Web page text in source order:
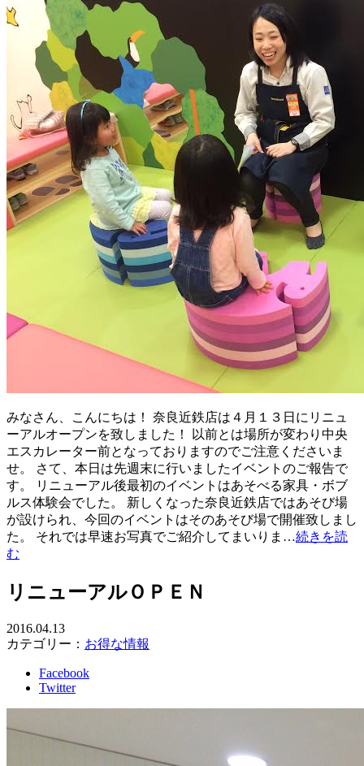
みなさん、こんにちは！ 奈良近鉄店は４月１３日にリニュ
ーアルオープンを致しました！ 以前とは場所が変わり中央
エスカレーター前となっておりますのでご注意くださいま
せ。 さて、本日は先週末に行いましたイベントのご報告で
す。 リニューアル後最初のイベントはあそべる家具・ボブ
ルス体験会でした。 新しくなった奈良近鉄店ではあそび場
が設けられ、今回のイベントはそのあそび場で開催致しまし
た。 それでは早速お写真でご紹介してまいりま…続きを読
む
リニューアルＯＰＥＮ
2016.04.13
カテゴリー： お得な情報
Facebook
Twitter